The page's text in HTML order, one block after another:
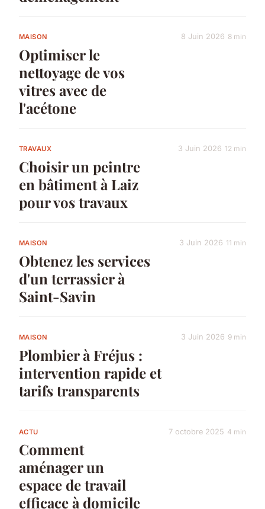
MAISON
Optimiser le
nettoyage de vos
vitres avec de
l'acétone
8 Juin 2026 8 min
TRAVAUX
Choisir un peintre
en bâtiment à Laiz
pour vos travaux
3 Juin 2026 12 min
MAISON
Obtenez les services
d'un terrassier à
Saint-Savin
3 Juin 2026 11 min
MAISON
Plombier à Fréjus :
intervention rapide et
tarifs transparents
3 Juin 2026 9 min
ACTU
Comment
aménager un
espace de travail
efficace à domicile
7 octobre 2025 4 min